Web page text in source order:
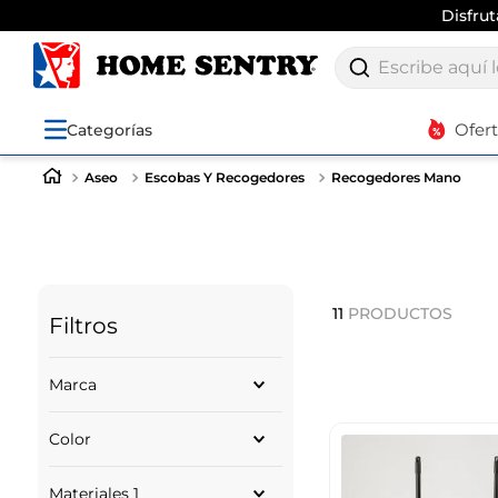
Escribe aquí lo
Categorías
Aseo Escobas Y Recogedores Recogedores Mano
Filtros
Marca
EXPRESSIONS
STERILITE
Color
Materiales 1
11 PRODUCTOS